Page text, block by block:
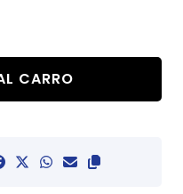
CARRO